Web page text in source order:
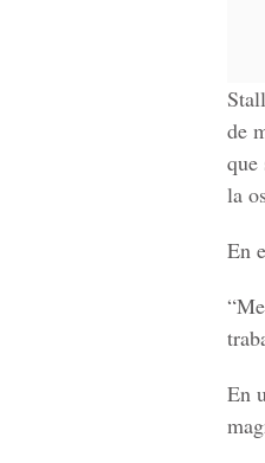
de
que
la
En
En